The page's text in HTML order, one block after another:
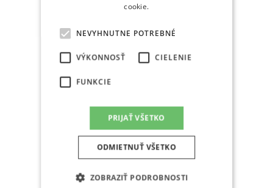
cookie.
NEVYHNUTNE POTREBNÉ
VÝKONNOSŤ CIELENIE
FUNKCIE
PRIJAŤ VŠETKO
ODMIETNUŤ VŠETKO
ZOBRAZIŤ PODROBNOSTI